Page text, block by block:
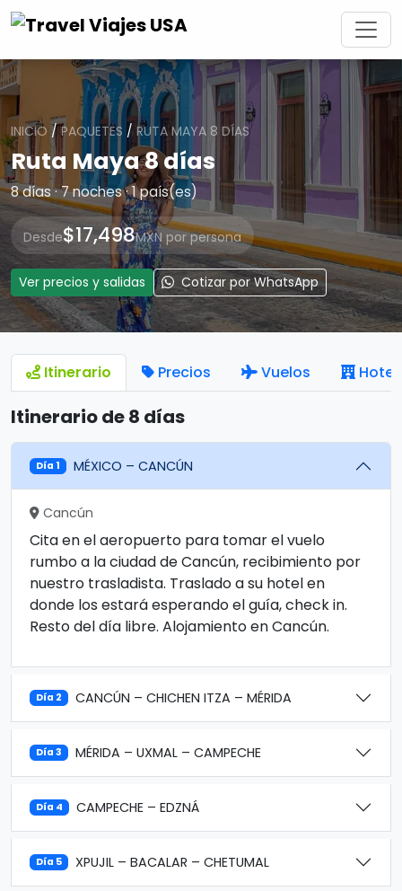
INICIO /PAQUETES / RUTA MAYA 8 DÍAS
Ruta Maya 8 días
8 días · 7 noches · 1 país(es)
Desde$17,498MXN por persona
Ver precios y salidas Cotizar por WhatsApp
Itinerario Precios Vuelos
Itinerario de 8 días
Día 1 MÉXICO – CANCÚN
Cancún
Cita en el aeropuerto para tomar el vuelo
rumbo a la ciudad de Cancún, recibimiento por
nuestro trasladista. Traslado a su hotel en
donde los estará esperando el guía, check in.
Resto del día libre. Alojamiento en Cancún.
Día 2 CANCÚN – CHICHEN ITZA – MÉRIDA
Día 3 MÉRIDA – UXMAL – CAMPECHE
Día 4 CAMPECHE – EDZNÁ
Día 5 XPUJIL – BACALAR – CHETUMAL